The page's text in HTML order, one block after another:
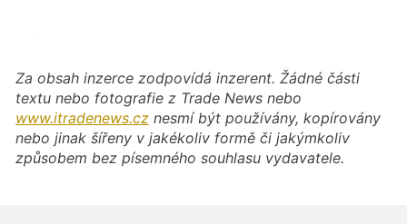
Za obsah inzerce zodpovídá inzerent. Žádné části
textu nebo fotografie z Trade News nebo
www.itradenews.cz nesmí být používány, kopírovány
nebo jinak šířeny v jakékoliv formě či jakýmkoliv
způsobem bez písemného souhlasu vydavatele.